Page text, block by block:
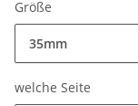
Größe
35mm
welche Seite